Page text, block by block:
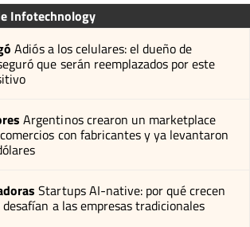
Infotechnology
Adiós a los celulares: el dueño de
que serán reemplazados por este
Argentinos crearon un marketplace
con fabricantes y ya levantaron
Startups AI-native: por qué crecen
a las empresas tradicionales